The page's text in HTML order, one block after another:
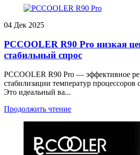
04 Дек 2025
PCCOOLER R90 Pro низкая
стабильный спрос
PCCOOLER R90 Pro — эффективное
стабилизации температур
Это идеальный ва...
Продолжить чтение